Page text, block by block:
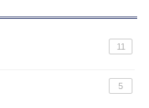
11
5